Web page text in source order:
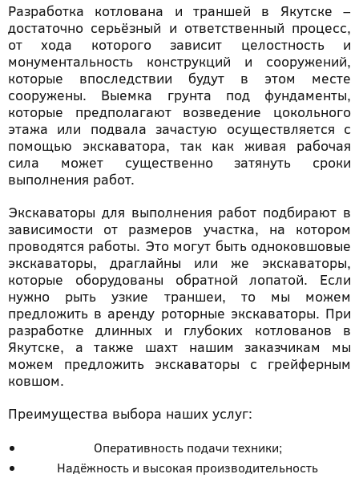
Разработка котлована и траншей в Якутске –
достаточно серьёзный и ответственный процесс,
от хода которого зависит целостность и
монументальность конструкций и сооружений,
которые впоследствии будут в этом месте
сооружены. Выемка грунта под фундаменты,
которые предполагают возведение цокольного
этажа или подвала зачастую осуществляется с
помощью экскаватора, так как живая рабочая
сила может существенно затянуть сроки
выполнения работ.
Экскаваторы для выполнения работ подбирают в
зависимости от размеров участка, на котором
проводятся работы. Это могут быть одноковшовые
экскаваторы, драглайны или же экскаваторы,
которые оборудованы обратной лопатой. Если
нужно рыть узкие траншеи, то мы можем
предложить в аренду роторные экскаваторы. При
разработке длинных и глубоких котлованов в
Якутске, а также шахт нашим заказчикам мы
можем предложить экскаваторы с грейферным
ковшом.
Преимущества выбора наших услуг:
Оперативность подачи техники;
Надёжность и высокая производительность